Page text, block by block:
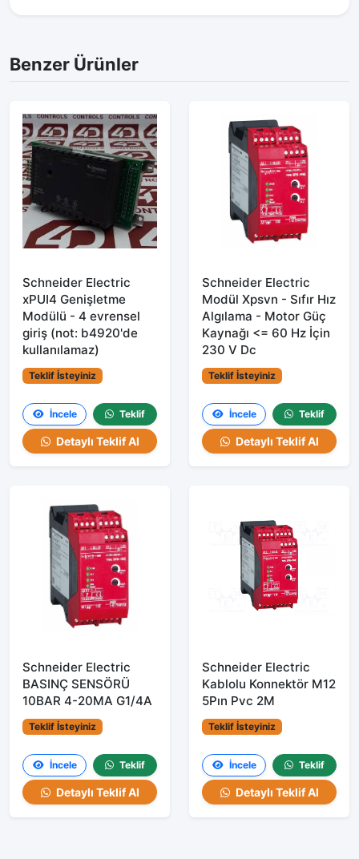
Benzer Ürünler
Schneider Electric
xPUI4 Genişletme
Modülü - 4 evrensel
giriş (not: b4920'de
kullanılamaz)
Teklif İsteyiniz
İncele Teklif
Detaylı Teklif Al
Schneider Electric
Modül Xpsvn - Sıfır Hız
Algılama - Motor Güç
Kaynağı <= 60 Hz İçin
230 V Dc
Teklif İsteyiniz
İncele Teklif
Detaylı Teklif Al
Schneider Electric
BASINÇ SENSÖRÜ
10BAR 4-20MA G1/4A
Teklif İsteyiniz
İncele Teklif
Detaylı Teklif Al
Schneider Electric
Kablolu Konnektör M12
5Pın Pvc 2M
Teklif İsteyiniz
İncele Teklif
Detaylı Teklif Al